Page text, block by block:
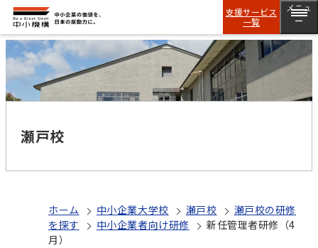
支援サービス
一覧
メニュ
ー
瀬戸校
ホーム 中小企業大学校 瀬戸校
瀬戸校の研修
を探す
中小企業者向け研修
新任管理者研修（4
月）